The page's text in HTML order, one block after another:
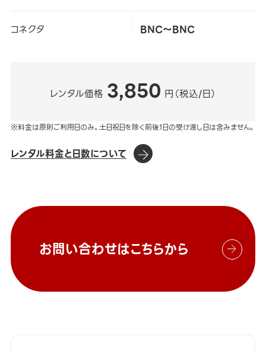
コネクタ BNC～BNC
レンタル価格 3,850 円（税込/日）
※料金は原則ご利用日のみ。土日祝日を除く前後1日の受け渡し日は含みません。
レンタル料金と日数について
お問い合わせはこちらから